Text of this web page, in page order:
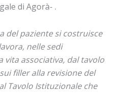
di Agorà- .
del paziente si costruisce
nelle sedi
associativa, dal tavolo
filler alla revisione del
Tavolo Istituzionale che